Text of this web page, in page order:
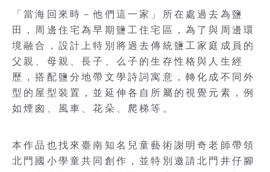
「當海回來時－他們這一家」所在處過去為鹽
田，周邊住宅為早期鹽工住宅區，為了與周邊環
境融合，設計上特別將過去傳統鹽工家庭成員的
父親、母親、長子、么子的生存性格與人生經
歷，搭配鹽分地帶文學詩詞寓意，轉化成不同外
型的屋型裝置，並延伸各自所屬的視覺元素，例
如煙囪、風車、花朵、爬梯等。
本作品也找來臺南知名兒童藝術謝明奇老師帶領
北門國小學童共同創作，並特別邀請北門井仔腳